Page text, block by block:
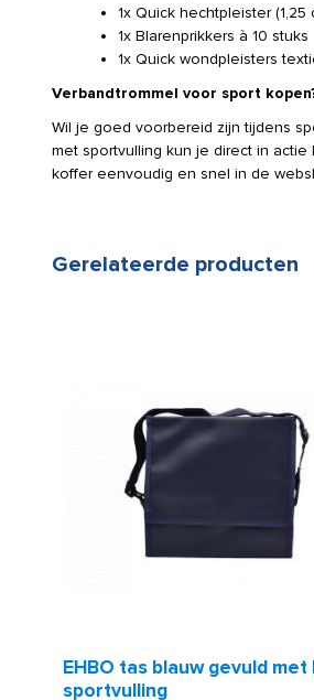
1x Quick hechtpleister (1,25
1x Blarenprikkers à 10 stuks
1x Quick wondpleisters
Verbandtrommel voor sport
Wil je goed voorbereid zijn tijdens
met sportvulling kun je direct in
koffer eenvoudig en snel in de
Gerelateerde producten
EHBO tas blauw gevuld met
sportvulling